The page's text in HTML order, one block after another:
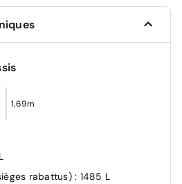
des feux et des essuie-glaces
et passager
1,69m
rabattus) : 1485 L